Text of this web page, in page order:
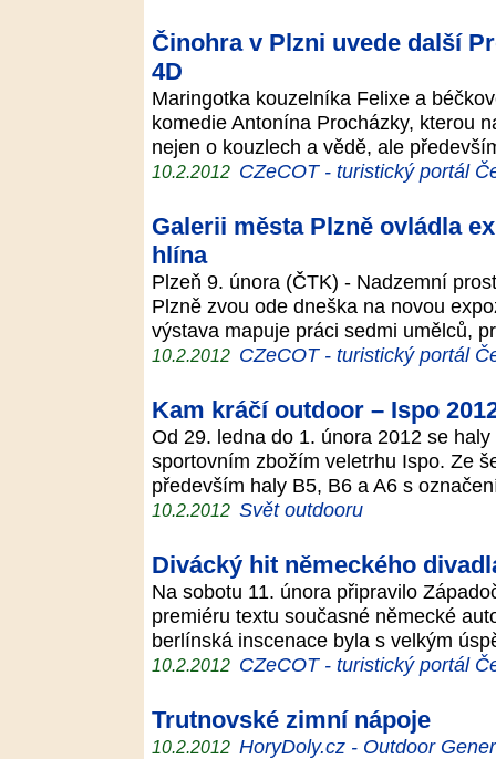
Činohra v Plzni uvede další
4D
Maringotka kouzelníka Felixe a
komedie Antonína Procházky, kterou
nejen o kouzlech a vědě, ale
10.2.2012 CZeCOT - turistický portál
Galerii města Plzně ovládla
hlína
Plzeň 9. února (ČTK) - Nadzemní
Plzně zvou ode dneška na novou
výstava mapuje práci sedmi umělců,
10.2.2012 CZeCOT - turistický portál
Kam kráčí outdoor – Ispo
Od 29. ledna do 1. února 2012 se
sportovním zbožím veletrhu Ispo. Ze
především haly B5, B6 a A6 s
10.2.2012 Svět outdooru
Divácký hit německého
Na sobotu 11. února připravilo
premiéru textu současné německé
berlínská inscenace byla s velkým
10.2.2012 CZeCOT - turistický portál
Trutnovské zimní nápoje
10.2.2012 HoryDoly.cz - Outdoor